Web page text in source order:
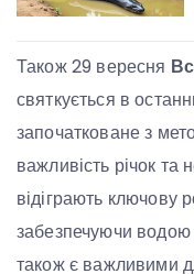
Також 29 вересня
святкується в
започатковане з
важливість річок та
відіграють ключову
забезпечуючи
також є важливими